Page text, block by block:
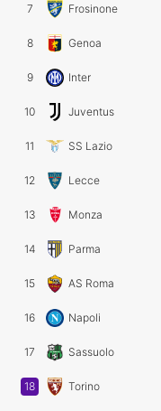
7 Frosinone
8 Genoa
9 Inter
10 Juventus
11 SS Lazio
12 Lecce
13 Monza
14 Parma
15 AS Roma
16 Napoli
17 Sassuolo
18 Torino